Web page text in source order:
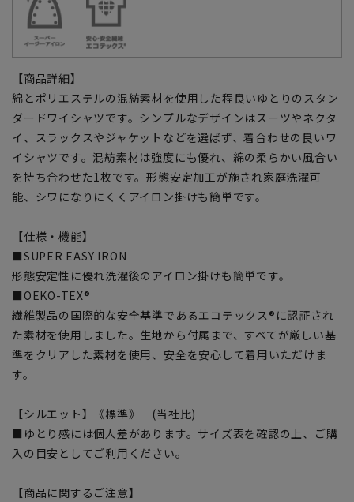
【商品詳細】
綿とポリエステルの混紡素材を使用した程良いゆとりのスタン
ダードワイシャツです。シンプルなデザインはスーツやネクタ
イ、スラックスやジャケットなどを選ばず、着合わせの良いワ
イシャツです。混紡素材は強度にも優れ、綿の柔らかい風合い
を持ち合わせた1枚です。形態安定加工が施され家庭洗濯可
能、シワになりにくくアイロン掛けも簡単です。
【仕様・機能】
■SUPER EASY IRON
形態安定性に優れ洗濯後のアイロン掛けも簡単です。
■OEKO-TEX®
繊維製品の国際的な安全基準であるエコテックス®に認証され
た素材を使用しました。生地から付属まで、すべてが厳しい基
準をクリアした素材を使用、安全を安心して着用いただけま
す。
【シルエット】《標準》 (当社比)
■ゆとり感には個人差があります。サイズ表を確認の上、ご購
入の目安としてご利用ください。
【商品に関するご注意】